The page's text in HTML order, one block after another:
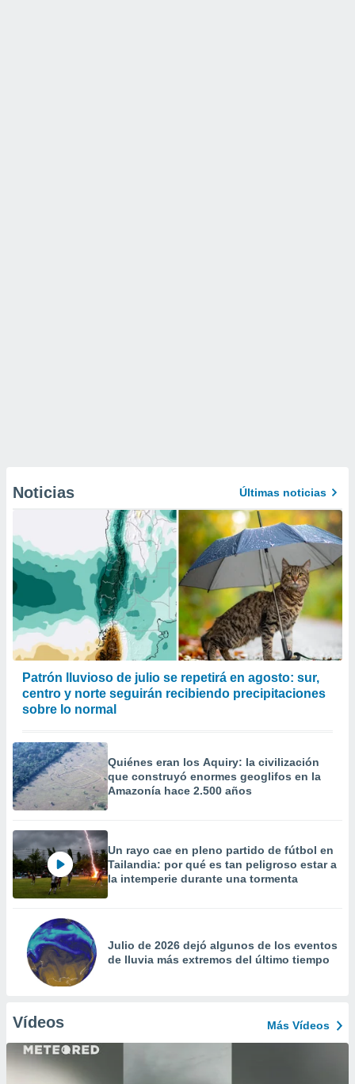
Noticias Últimas noticias
Patrón lluvioso de julio se repetirá en agosto: sur,
centro y norte seguirán recibiendo precipitaciones
sobre lo normal
Quiénes eran los Aquiry: la civilización
que construyó enormes geoglifos en la
Amazonía hace 2.500 años
Un rayo cae en pleno partido de fútbol en
Tailandia: por qué es tan peligroso estar a
la intemperie durante una tormenta
Julio de 2026 dejó algunos de los eventos
de lluvia más extremos del último tiempo
Vídeos Más Vídeos